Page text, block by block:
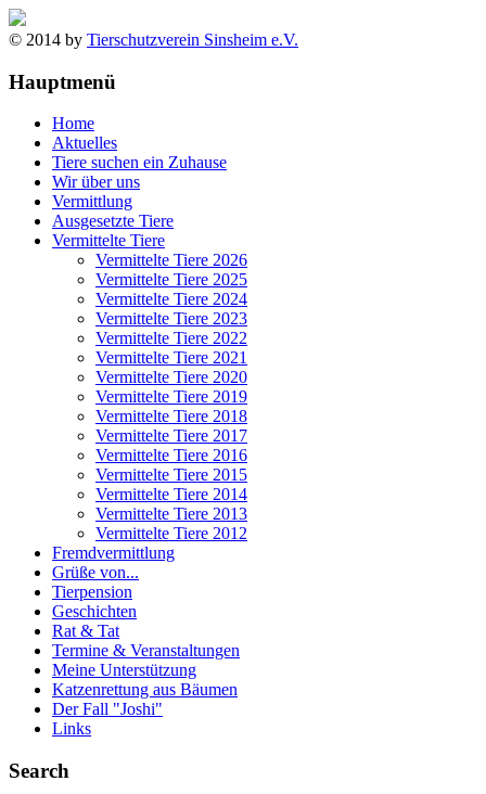
© 2014 by Tierschutzverein Sinsheim e.V.
Hauptmenü
Home
Aktuelles
Tiere suchen ein Zuhause
Wir über uns
Vermittlung
Ausgesetzte Tiere
Vermittelte Tiere
Vermittelte Tiere 2026
Vermittelte Tiere 2025
Vermittelte Tiere 2024
Vermittelte Tiere 2023
Vermittelte Tiere 2022
Vermittelte Tiere 2021
Vermittelte Tiere 2020
Vermittelte Tiere 2019
Vermittelte Tiere 2018
Vermittelte Tiere 2017
Vermittelte Tiere 2016
Vermittelte Tiere 2015
Vermittelte Tiere 2014
Vermittelte Tiere 2013
Vermittelte Tiere 2012
Fremdvermittlung
Grüße von...
Tierpension
Geschichten
Rat & Tat
Termine & Veranstaltungen
Meine Unterstützung
Katzenrettung aus Bäumen
Der Fall "Joshi"
Links
Search